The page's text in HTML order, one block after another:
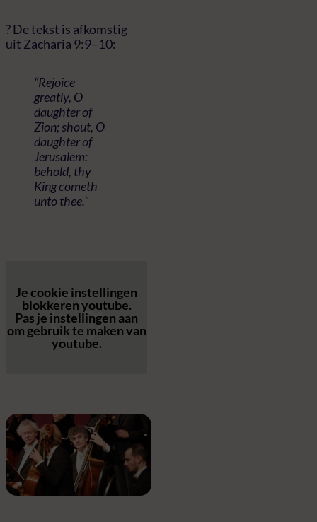
? De tekst is afkomstig
uit Zacharia 9:9–10:
“Rejoice
greatly, O
daughter of
Zion; shout, O
daughter of
Jerusalem:
behold, thy
King cometh
unto thee.”
Je cookie instellingen
blokkeren youtube.
Pas je instellingen aan
om gebruik te maken van
youtube.